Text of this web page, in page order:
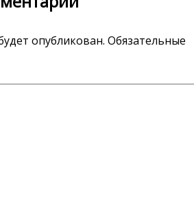
опубликован. Обязательные